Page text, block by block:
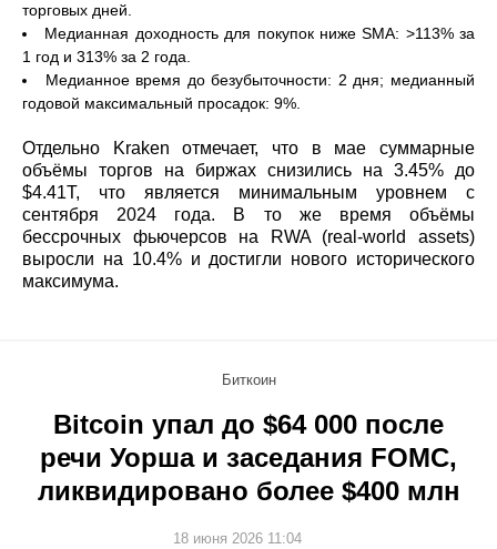
торговых дней.
Медианная доходность для покупок ниже SMA: >113% за
1 год и 313% за 2 года.
Медианное время до безубыточности: 2 дня; медианный
годовой максимальный просадок: 9%.
Отдельно Kraken отмечает, что в мае суммарные
объёмы торгов на биржах снизились на 3.45% до
$4.41T, что является минимальным уровнем с
сентября 2024 года. В то же время объёмы
бессрочных фьючерсов на RWA (real‑world assets)
выросли на 10.4% и достигли нового исторического
максимума.
Биткоин
Bitcoin упал до $64 000 после
речи Уорша и заседания FOMC,
ликвидировано более $400 млн
18 июня 2026 11:04